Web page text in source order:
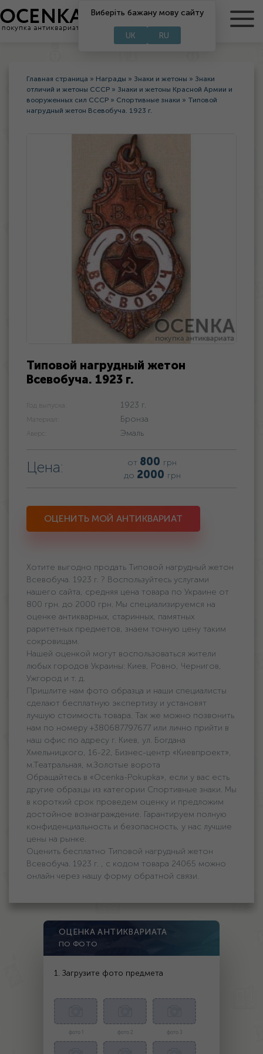
RU
Виберіть бажану мову сайту
UK RU
Главная страница » Награды » Знаки и жетоны » Знаки
отличий и жетоны СССР » Знаки и жетоны Красной Армии и
вооруженных сил СССР » Спортивные знаки » Типовой
нагрудный жетон Всевобуча. 1923 г.
Типовой нагрудный жетон
Всевобуча. 1923 г.
Год выпуска: 1923 г.
Материал: Бронза
Аверс: Эмаль
Цена: от 800 грн
до 2000 грн
ОЦЕНИТЬ МОЙ АНТИКВАРИАТ
Хотите выгодно продать Типовой нагрудный жетон
Всевобуча. 1923 г. ? Воспользуйтесь услугами
нашего сайта, средняя цена товара по Украине oт
800 грн. дo 2000 грн. Мы специализируемся на
оценке антикварных, старинных, памятных
раритетных предметов, знаем точную цену таким
сокровищам.
Нашей оценкой могут воспользоваться жители
любых городов Украины: Киев, Ровно, Чернигов,
Ужгород и т. д.
Пришлите нам фото образца и наши специалисты
сделают бесплатную экспертизу и установят
лучшую стоимость товара. Так же можно позвонить
нам по номеру +380687797677 или лично прийти в
наш офис по адресу г. Киев, ул. Богдана
Хмельницкого, 16-22, Бизнес-центр «Киевпроект»,
м.Театральная, м.Золотые ворота
Обращайтесь в «Ocenka-Pokupka», если у вас есть
другие образцы из категории Спортивные знаки. Мы
в короткий срок проведем оценку и предложим
достойное вознаграждение. Гарантируем полную
конфиденциальность и безопасность, у нас лучшие
цены на рынке.
Оценить бесплатно Типовой нагрудный жетон
Всевобуча. 1923 г. , с кодом товара 24065 можно
онлайн через нашу форму обратной связи.
ОЦЕНКА АНТИКВАРИАТА
ПО ФОТО
1. Загрузите фото предмета
фото 1 фото 2 фото 3